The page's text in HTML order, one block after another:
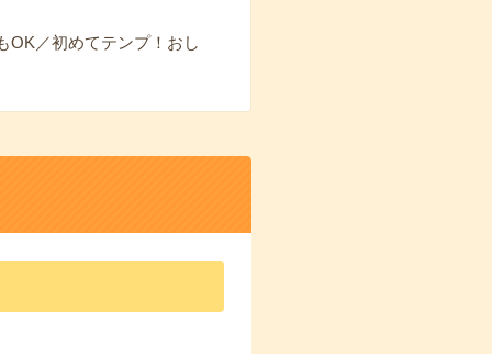
OK／初めてテンプ！おし